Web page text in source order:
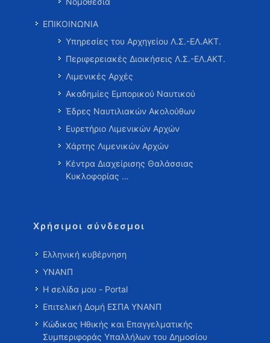
ΕΠΙΚΟΙΝΩΝΙΑ
Υπηρεσίες του Αρχηγείου Λ.Σ.-ΕΛ.ΑΚΤ.
Περιφερειακές Διοικήσεις Λ.Σ.-ΕΛ.ΑΚΤ.
Λιμενικές Αρχές
Ακαδημίες Εμπορικού Ναυτικού
Έδρες Ναυτιλιακών Ακολούθων
Ευρετήριο Λιμενικών Αρχών
Χάρτης Λιμενικών Αρχών
Κέντρα Διαχείρισης Θαλάσσιας
Κυκλοφορίας …
Χρήσιμοι σύνδεσμοι
Ελληνική κυβέρνηση
ΥΝΑΝΠ
Η σελίδα μου - Portal
Επιτελική Δομή ΕΣΠΑ ΥΝΑΝΠ
Κώδικας Ηθικής και Επαγγελματικής
Συμπεριφοράς Υπαλλήλων του Δημοσίου